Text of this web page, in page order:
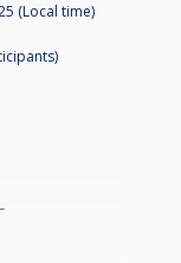
(Local time)
)